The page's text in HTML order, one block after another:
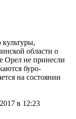
области о
Орел не принесли
буро-
на состоянии
в 12:23